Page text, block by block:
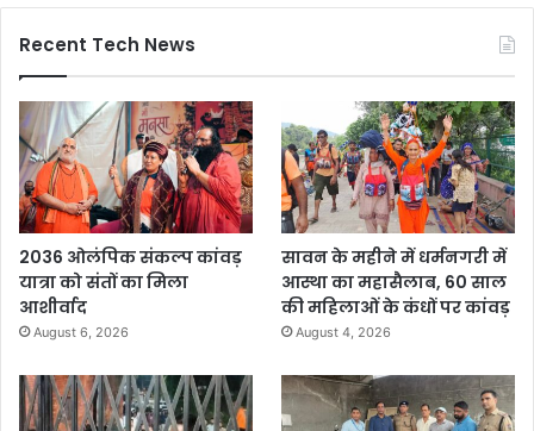
Recent Tech News
2036 ओलंपिक संकल्प कांवड़
यात्रा को संतों का मिला
आशीर्वाद
August 6, 2026
सावन के महीने में धर्मनगरी में
आस्था का महासैलाब, 60 साल
की महिलाओं के कंधों पर कांवड़
August 4, 2026